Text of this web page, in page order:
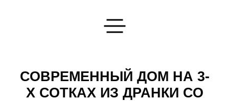
СОВРЕМЕННЫЙ ДОМ НА 3-
Х СОТКАХ ИЗ ДРАНКИ СО